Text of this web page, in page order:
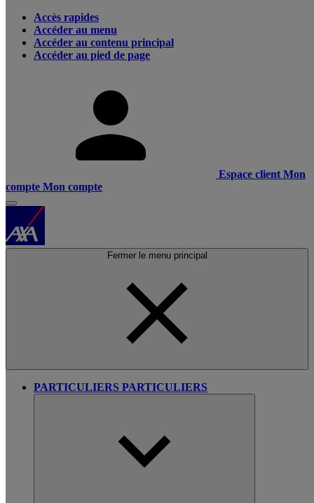
Accès rapides
Accéder au menu
Accéder au contenu principal
Accéder au pied de page
Espace client Mon
compte Mon compte
Fermer le menu principal
PARTICULIERS PARTICULIERS